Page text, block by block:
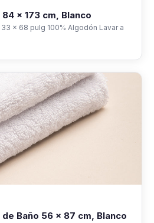
x 173 cm, Blanco
x 68 pulg 100% Algodón Lavar a
Baño 56 x 87 cm, Blanco